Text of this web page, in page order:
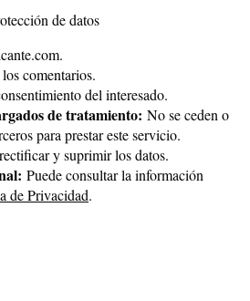
de datos
comentarios.
del interesado.
de tratamiento: No se ceden o
para prestar este servicio.
y suprimir los datos.
Puede consultar la información
de Privacidad.